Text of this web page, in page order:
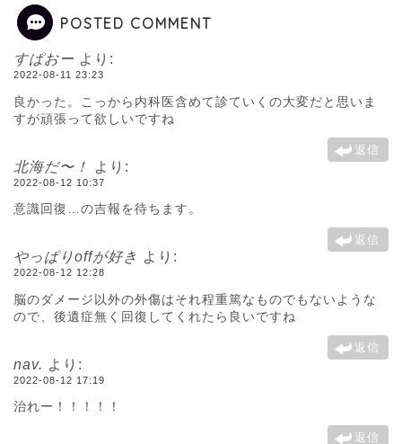
POSTED COMMENT
すぱおー より:
2022-08-11 23:23
良かった。こっから内科医含めて診ていくの大変だと思いま
すが頑張って欲しいですね
返信
北海だ〜！ より:
2022-08-12 10:37
意識回復…の吉報を待ちます。
返信
やっぱりoffが好き より:
2022-08-12 12:28
脳のダメージ以外の外傷はそれ程重篤なものでもないような
ので、後遺症無く回復してくれたら良いですね
返信
nav. より:
2022-08-12 17:19
治れー！！！！！
返信